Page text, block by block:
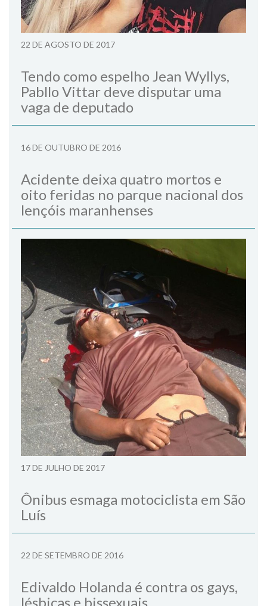
22 DE AGOSTO DE 2017
Tendo como espelho Jean Wyllys,
Pabllo Vittar deve disputar uma
vaga de deputado
16 DE OUTUBRO DE 2016
Acidente deixa quatro mortos e
oito feridas no parque nacional dos
lençóis maranhenses
17 DE JULHO DE 2017
Ônibus esmaga motociclista em São
Luís
22 DE SETEMBRO DE 2016
Edivaldo Holanda é contra os gays,
lésbicas e bissexuais